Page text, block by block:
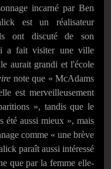
incarné par Ben
est un réalisateur
ont discuté de son
a fait visiter une ville
aurait grandi et l'école
note que « McAdams
est merveilleusement
», tandis que le
été aussi mieux », mais
comme « une brève
paraît aussi intéressé
que par la femme elle-